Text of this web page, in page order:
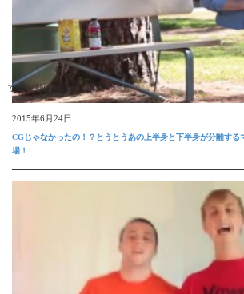
すごい動画
2015年6月24日
CGじゃなかったの！？とうとうあの上半身と下半身が分離する
場！